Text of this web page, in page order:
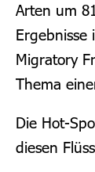
Arten um
Ergebnisse
Migratory
Thema
Die Hot-
diesen